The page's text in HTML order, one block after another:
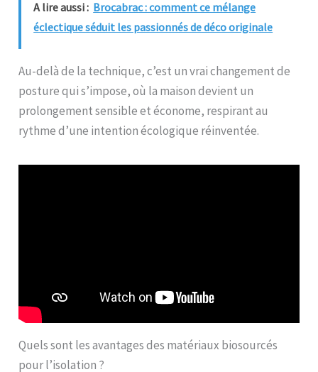
A lire aussi : Brocabrac : comment ce mélange
éclectique séduit les passionnés de déco originale
Au-delà de la technique, c’est un vrai changement de
posture qui s’impose, où la maison devient un
prolongement sensible et économe, respirant au
rythme d’une intention écologique réinventée.
Quels sont les avantages des matériaux biosourcés
pour l’isolation ?